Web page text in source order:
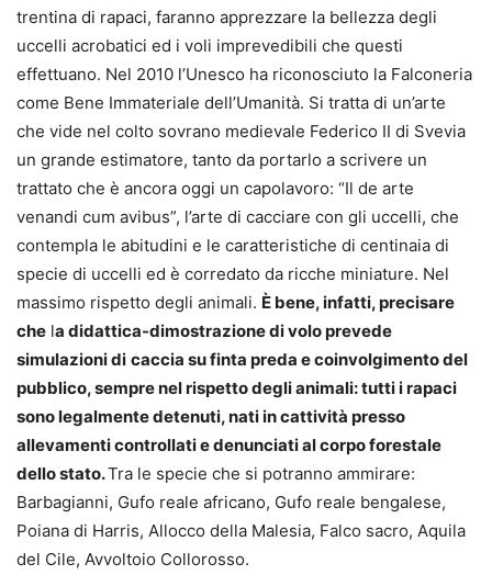
trentina di rapaci, faranno apprezzare la bellezza degli
uccelli acrobatici ed i voli imprevedibili che questi
effettuano. Nel 2010 l’Unesco ha riconosciuto la Falconeria
come Bene Immateriale dell’Umanità. Si tratta di un’arte
che vide nel colto sovrano medievale Federico II di Svevia
un grande estimatore, tanto da portarlo a scrivere un
trattato che è ancora oggi un capolavoro: “Il de arte
venandi cum avibus”, l’arte di cacciare con gli uccelli, che
contempla le abitudini e le caratteristiche di centinaia di
specie di uccelli ed è corredato da ricche miniature. Nel
massimo rispetto degli animali. È bene, infatti, precisare
che la didattica-dimostrazione di volo prevede
simulazioni di caccia su finta preda e coinvolgimento del
pubblico, sempre nel rispetto degli animali: tutti i rapaci
sono legalmente detenuti, nati in cattività presso
allevamenti controllati e denunciati al corpo forestale
dello stato.Tra le specie che si potranno ammirare:
Barbagianni, Gufo reale africano, Gufo reale bengalese,
Poiana di Harris, Allocco della Malesia, Falco sacro, Aquila
del Cile, Avvoltoio Collorosso.